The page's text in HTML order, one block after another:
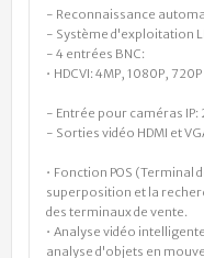
- Reconnaissance
- Système d'exploitation
- 4 entrées BNC:
• HDCVI: 4MP, 1080P, 720P
- Entrée pour caméras IP:
- Sorties vidéo HDMI et
• Fonction POS (Terminal
superposition et la
des terminaux de vente.
• Analyse vidéo
analyse d'objets en